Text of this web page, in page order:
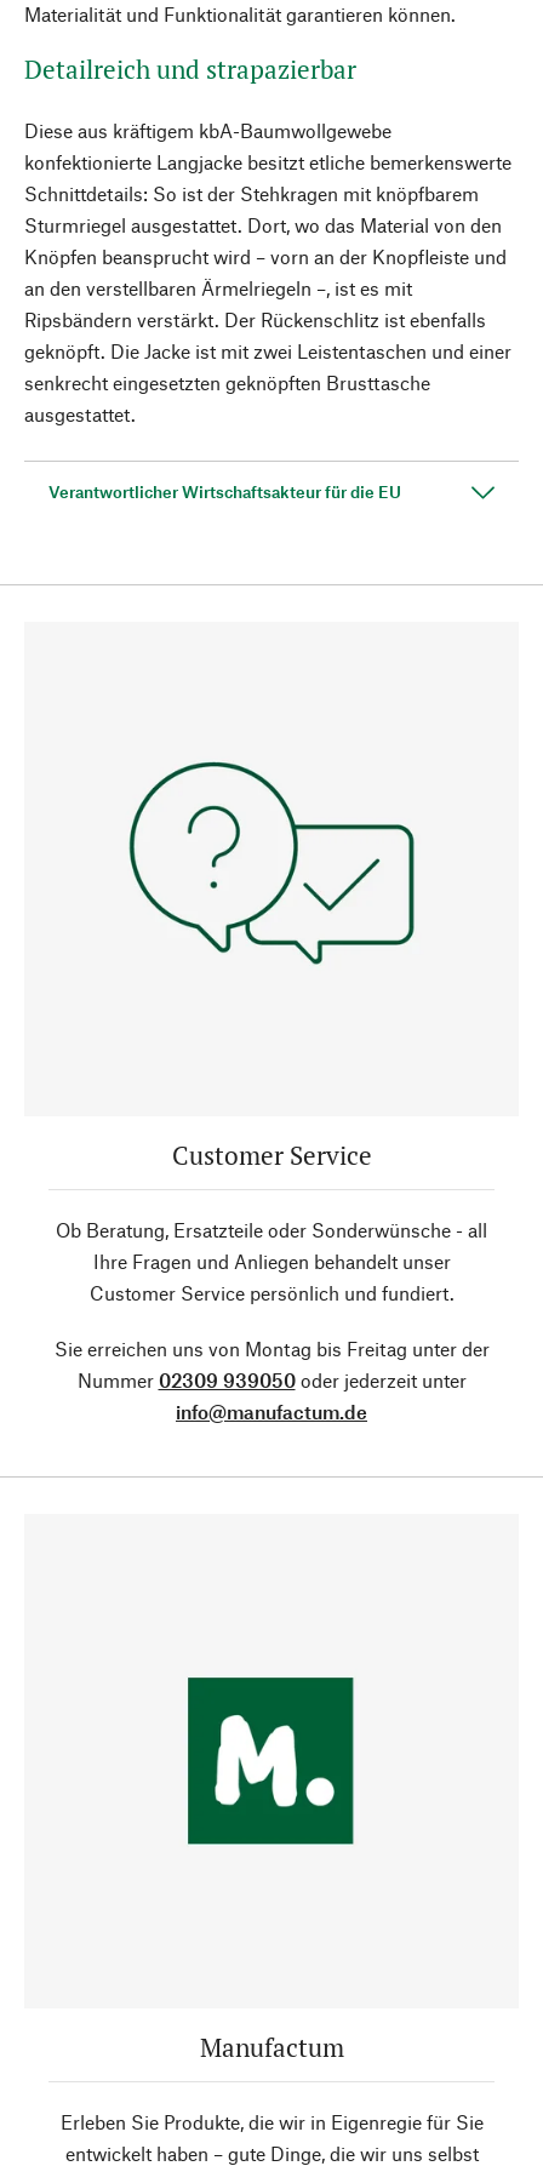
Materialität und Funktionalität garantieren können.
Detailreich und strapazierbar
Diese aus kräftigem kbA-Baumwollgewebe
konfektionierte Langjacke besitzt etliche bemerkenswerte
Schnittdetails: So ist der Stehkragen mit knöpfbarem
Sturmriegel ausgestattet. Dort, wo das Material von den
Knöpfen beansprucht wird – vorn an der Knopfleiste und
an den verstellbaren Ärmelriegeln –, ist es mit
Ripsbändern verstärkt. Der Rückenschlitz ist ebenfalls
geknöpft. Die Jacke ist mit zwei Leistentaschen und einer
senkrecht eingesetzten geknöpften Brusttasche
ausgestattet.
Verantwortlicher Wirtschaftsakteur für die EU
Customer Service
Ob Beratung, Ersatzteile oder Sonderwünsche - all
Ihre Fragen und Anliegen behandelt unser
Customer Service persönlich und fundiert.
Sie erreichen uns von Montag bis Freitag unter der
Nummer 02309 939050oder jederzeit unter
info@manufactum.de
Manufactum
Erleben Sie Produkte, die wir in Eigenregie für Sie
entwickelt haben – gute Dinge, die wir uns selbst